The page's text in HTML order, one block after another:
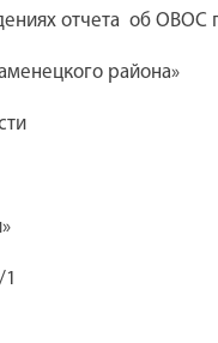
отчета об ОВОС
района»